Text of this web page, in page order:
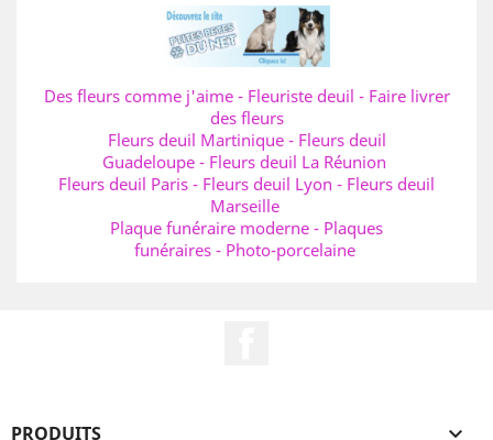
Des fleurs comme j'aime- Fleuriste deuil - Faire livrer
des fleurs
Fleurs deuil Martinique- Fleurs deuil
Guadeloupe - Fleurs deuil La Réunion
Fleurs deuil Paris - Fleurs deuil Lyon - Fleurs deuil
Marseille
Plaque funéraire moderne - Plaques
funéraires- Photo-porcelaine
PRODUITS 